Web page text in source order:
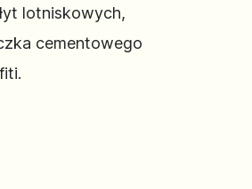
lotniskowych,
cementowego